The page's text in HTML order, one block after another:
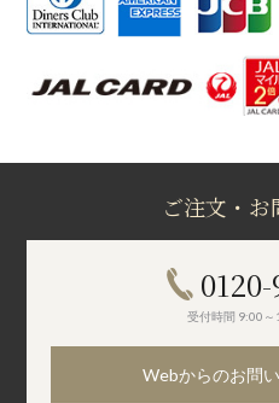
ご注文・
受付時間 9:00
Webからのお問